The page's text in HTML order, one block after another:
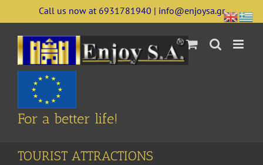
to
content
Call us now at 6931781940 | info@enjoysa.gr
For a better life!
TOURIST ATTRACTIONS